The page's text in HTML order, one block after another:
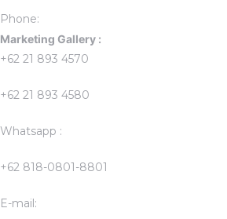
Phone:
Marketing Gallery :
+62 21 893 4570
+62 21 893 4580
Whatsapp :
+62 818-0801-8801
E-mail: